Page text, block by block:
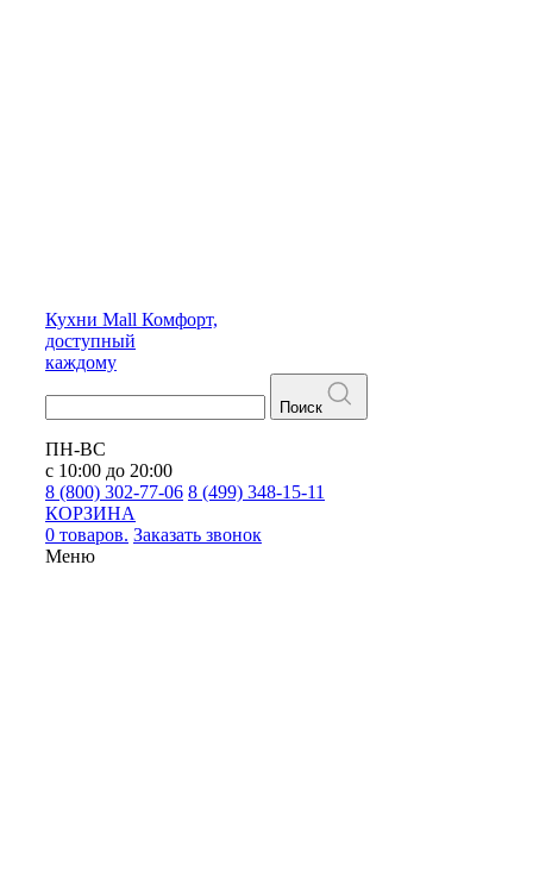
Кухни Mall Комфорт,
доступный
каждому
Поиск
ПН-ВС
с 10:00 до 20:00
8 (800) 302-77-06 8 (499) 348-15-11
КОРЗИНА
0 товаров. Заказать звонок
Меню